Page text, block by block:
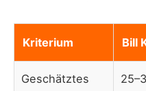
Kriterium Bill
Geschätztes